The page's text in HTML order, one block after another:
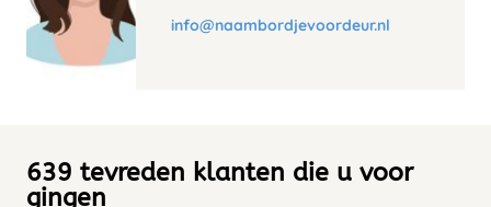
info@naambordjevoordeur.nl
639 tevreden klanten die u voor
gingen